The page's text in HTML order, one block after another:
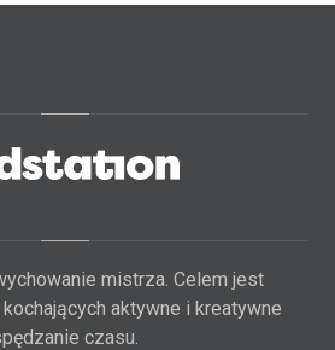
mistrza. Celem jest
aktywne i kreatywne
czasu.